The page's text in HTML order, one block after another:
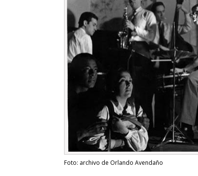
Foto: archivo de Orlando Avendaño